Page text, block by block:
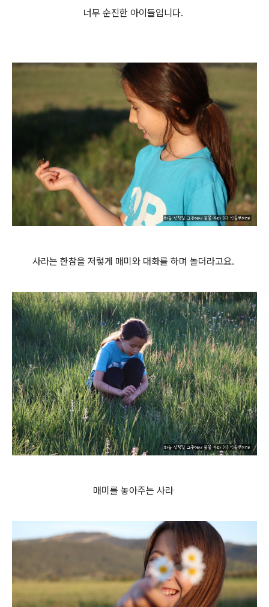
너무 순진한 아이들입니다.
사라는 한참을 저렇게 매미와 대화를 하며 놀더라고요.
매미를 놓아주는 사라